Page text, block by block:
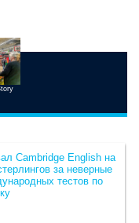
Cambridge English на
за неверные
тестов по